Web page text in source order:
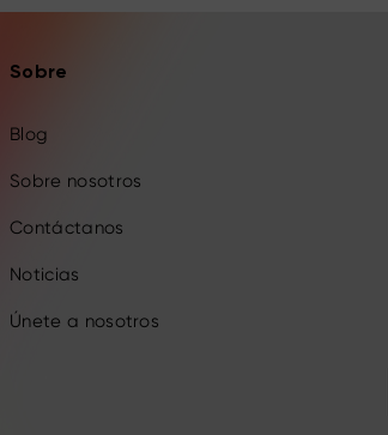
Sobre
Blog
Sobre nosotros
Contáctanos
Noticias
Únete a nosotros